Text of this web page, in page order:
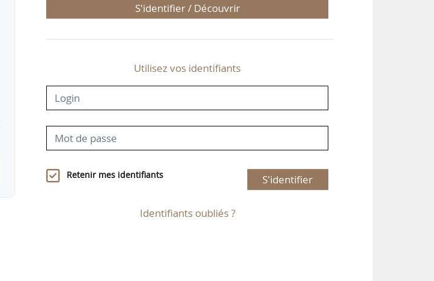
S'identifier / Découvrir
Utilisez vos identifiants
Retenir mes identifiants S'identifier
Identifiants oubliés ?